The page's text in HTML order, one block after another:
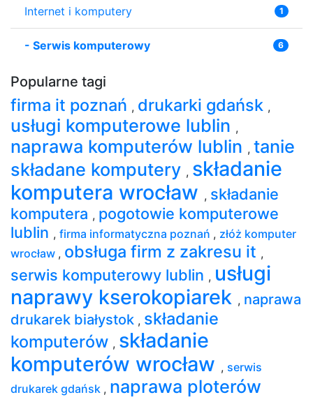
Internet i komputery 1
- Serwis komputerowy 6
Popularne tagi
firma it poznań , drukarki gdańsk ,
usługi komputerowe lublin ,
naprawa komputerów lublin , tanie
składane komputery , składanie
komputera wrocław , składanie
komputera , pogotowie komputerowe
lublin , firma informatyczna poznań , złóż komputer
wrocław , obsługa firm z zakresu it ,
serwis komputerowy lublin , usługi
naprawy kserokopiarek , naprawa
drukarek białystok , składanie
komputerów , składanie
komputerów wrocław , serwis
drukarek gdańsk , naprawa ploterów